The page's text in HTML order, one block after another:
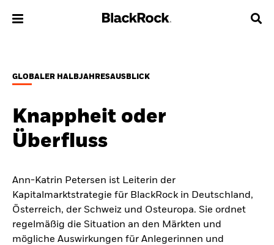
Themen & Märkte
Privatanleger
Deutschland
GLOBALER HALBJAHRESAUSBLICK
Knappheit oder
Überfluss
Ann-Katrin Petersen ist Leiterin der
Kapitalmarktstrategie für BlackRock in Deutschland,
Österreich, der Schweiz und Osteuropa. Sie ordnet
regelmäßig die Situation an den Märkten und
mögliche Auswirkungen für Anlegerinnen und